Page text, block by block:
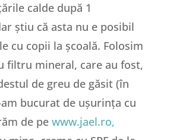
calde după 1
știu că asta nu e posibil
cu copii la școală. Folosim
filtru mineral, care au fost,
de greu de găsit (în
bucurat de ușurința cu
de pe www.jael.ro,